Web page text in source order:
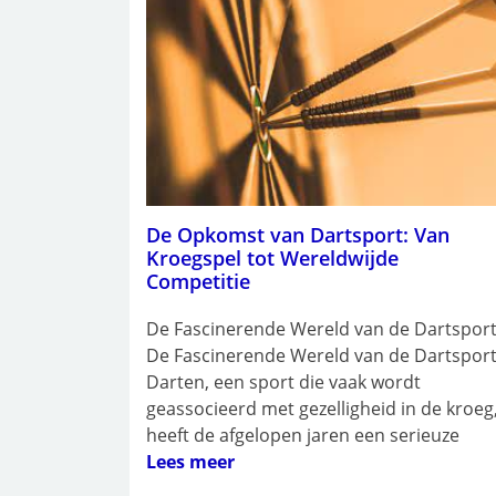
De Opkomst van Dartsport: Van
Kroegspel tot Wereldwijde
Competitie
De Fascinerende Wereld van de Dartsport
De Fascinerende Wereld van de Dartsport
Darten, een sport die vaak wordt
geassocieerd met gezelligheid in de kroeg,
heeft de afgelopen jaren een serieuze
Lees meer